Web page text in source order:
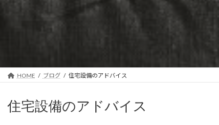
HOME ブログ 住宅設備のアドバイス
住宅設備のアドバイス